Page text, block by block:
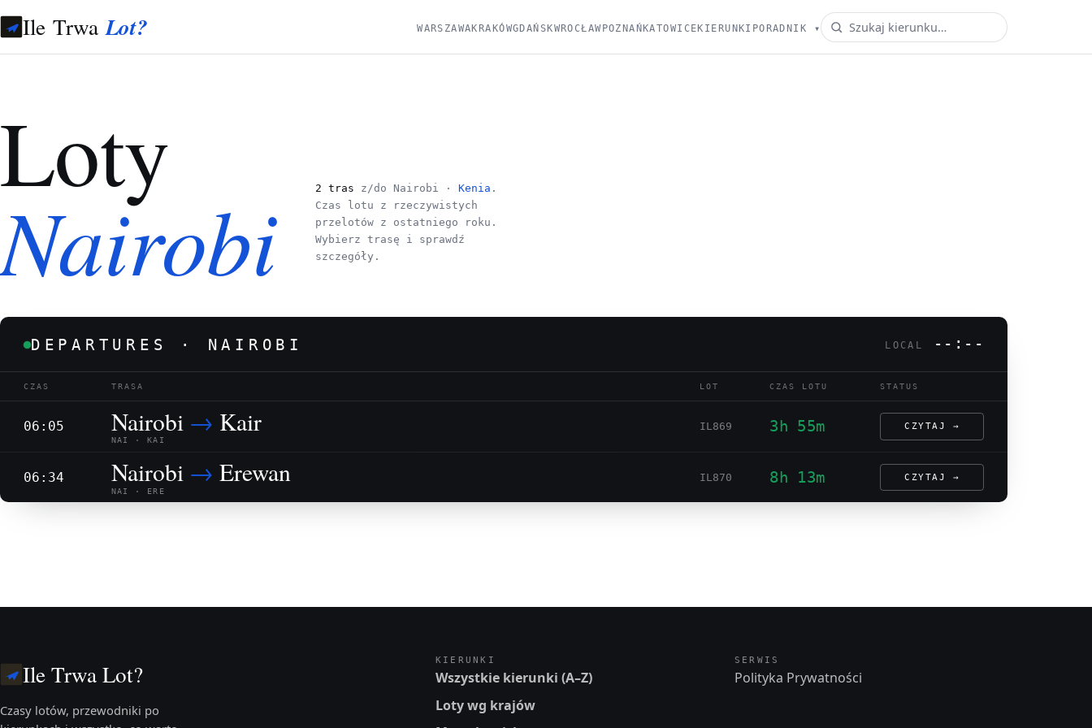
Ile TrwaLot? WARSZAWAKRAKÓWGDAŃSKWROCŁAW POZNAŃKATOWICEKIERUNKI PORADNIK ▾
Loty
Nairobi 2 tras z/do Nairobi ·Kenia .
Czas lotu z rzeczywistych
przelotów z ostatniego roku.
Wybierz trasę i sprawdź
szczegóły.
DEPARTURES · NAIROBI LOCAL --:--
CZAS TRASA LOT CZAS LOTU STATUS
06:05 Nairobi → Kair
NAI · KAI
IL869 3h 55m CZYTAJ →
06:34 Nairobi → Erewan
NAI · ERE
IL870 8h 13m CZYTAJ →
Ile Trwa Lot?
Czasy lotów, przewodniki po
KIERUNKI
Wszystkie kierunki (A–Z)
Loty wg krajów
SERWIS
Polityka Prywatności